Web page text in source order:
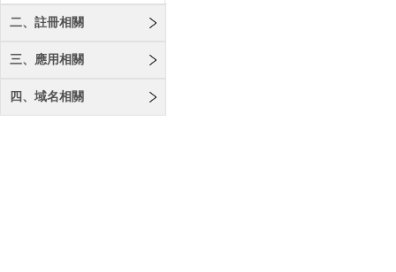
域名爭議解
二、註冊相關
三、應用相關
四、域名相關